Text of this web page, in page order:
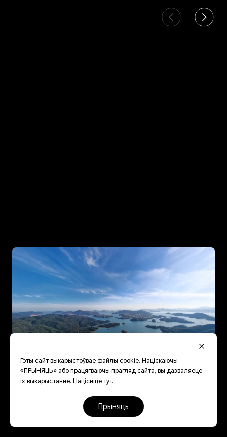
Гэты сайт выкарыстоўвае файлы cookie. Націскаючы
«ПРЫНЯЦЬ» або працягваючы прагляд сайта, вы дазваляеце
іх выкарыстанне. Націсніце тут.
прыняць